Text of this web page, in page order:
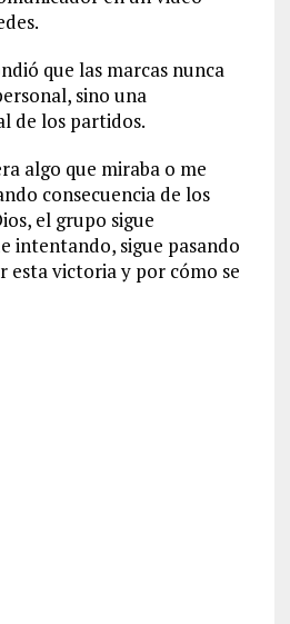
que las marcas nunca
sino una
de los partidos.
algo que miraba o me
consecuencia de los
el grupo sigue
intentando, sigue pasando
esta victoria y por cómo se